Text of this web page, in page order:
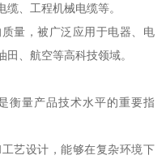
、工程机械电缆等。
量，被广泛应用于电器、电
、航空等高科技领域。
衡量产品技术水平的重要指
艺设计，能够在复杂环境下